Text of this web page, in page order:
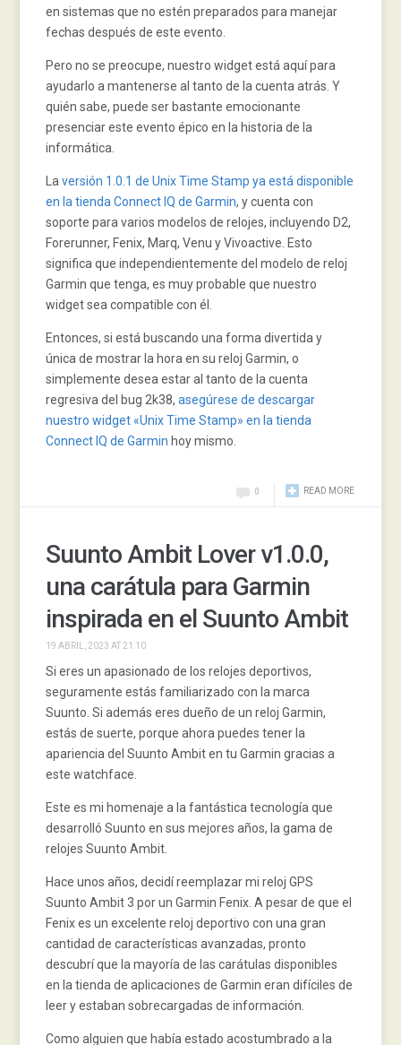
en sistemas que no estén preparados para manejar
fechas después de este evento.
Pero no se preocupe, nuestro widget está aquí para
ayudarlo a mantenerse al tanto de la cuenta atrás. Y
quién sabe, puede ser bastante emocionante
presenciar este evento épico en la historia de la
informática.
Laversión 1.0.1 de Unix Time Stamp ya está disponible
en la tienda Connect IQ de Garmin, y cuenta con
soporte para varios modelos de relojes, incluyendo D2,
Forerunner, Fenix, Marq, Venu y Vivoactive. Esto
significa que independientemente del modelo de reloj
Garmin que tenga, es muy probable que nuestro
widget sea compatible con él.
Entonces, si está buscando una forma divertida y
única de mostrar la hora en su reloj Garmin, o
simplemente desea estar al tanto de la cuenta
regresiva del bug 2k38,asegúrese de descargar
nuestro widget «Unix Time Stamp» en la tienda
Connect IQ de Garmin hoy mismo.
READ MORE
0
Suunto Ambit Lover v1.0.0,
una carátula para Garmin
inspirada en el Suunto Ambit
19 ABRIL, 2023 AT 21:10
Si eres un apasionado de los relojes deportivos,
seguramente estás familiarizado con la marca
Suunto. Si además eres dueño de un reloj Garmin,
estás de suerte, porque ahora puedes tener la
apariencia del Suunto Ambit en tu Garmin gracias a
este watchface.
Este es mi homenaje a la fantástica tecnología que
desarrolló Suunto en sus mejores años, la gama de
relojes Suunto Ambit.
Hace unos años, decidí reemplazar mi reloj GPS
Suunto Ambit 3 por un Garmin Fenix. A pesar de que el
Fenix es un excelente reloj deportivo con una gran
cantidad de características avanzadas, pronto
descubrí que la mayoría de las carátulas disponibles
en la tienda de aplicaciones de Garmin eran difíciles de
leer y estaban sobrecargadas de información.
Como alguien que había estado acostumbrado a la